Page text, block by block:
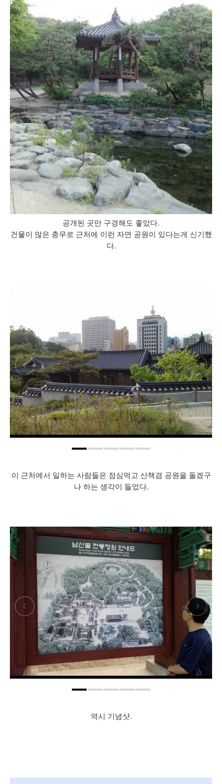
공개된 곳만 구경해도 좋았다.
건물이 많은 충무로 근처에 이런 자연 공원이 있다는게 신기했
다.
이 근처에서 일하는 사람들은 점심먹고 산책겸 공원을 돌겠구
나 하는 생각이 들었다.
역시 기념샷.